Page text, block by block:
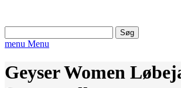
efter:
menu Menu
Geyser Women